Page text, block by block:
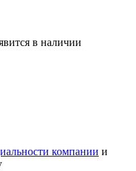
в наличии
компании и